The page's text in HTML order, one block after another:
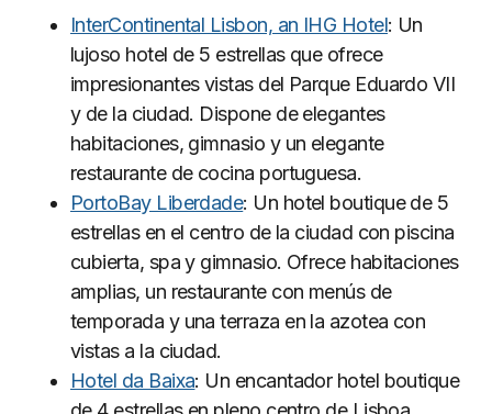
InterContinental Lisbon, an IHG Hotel: Un
lujoso hotel de 5 estrellas que ofrece
impresionantes vistas del Parque Eduardo VII
y de la ciudad. Dispone de elegantes
habitaciones, gimnasio y un elegante
restaurante de cocina portuguesa.
PortoBay Liberdade: Un hotel boutique de 5
estrellas en el centro de la ciudad con piscina
cubierta, spa y gimnasio. Ofrece habitaciones
amplias, un restaurante con menús de
temporada y una terraza en la azotea con
vistas a la ciudad.
Hotel da Baixa: Un encantador hotel boutique